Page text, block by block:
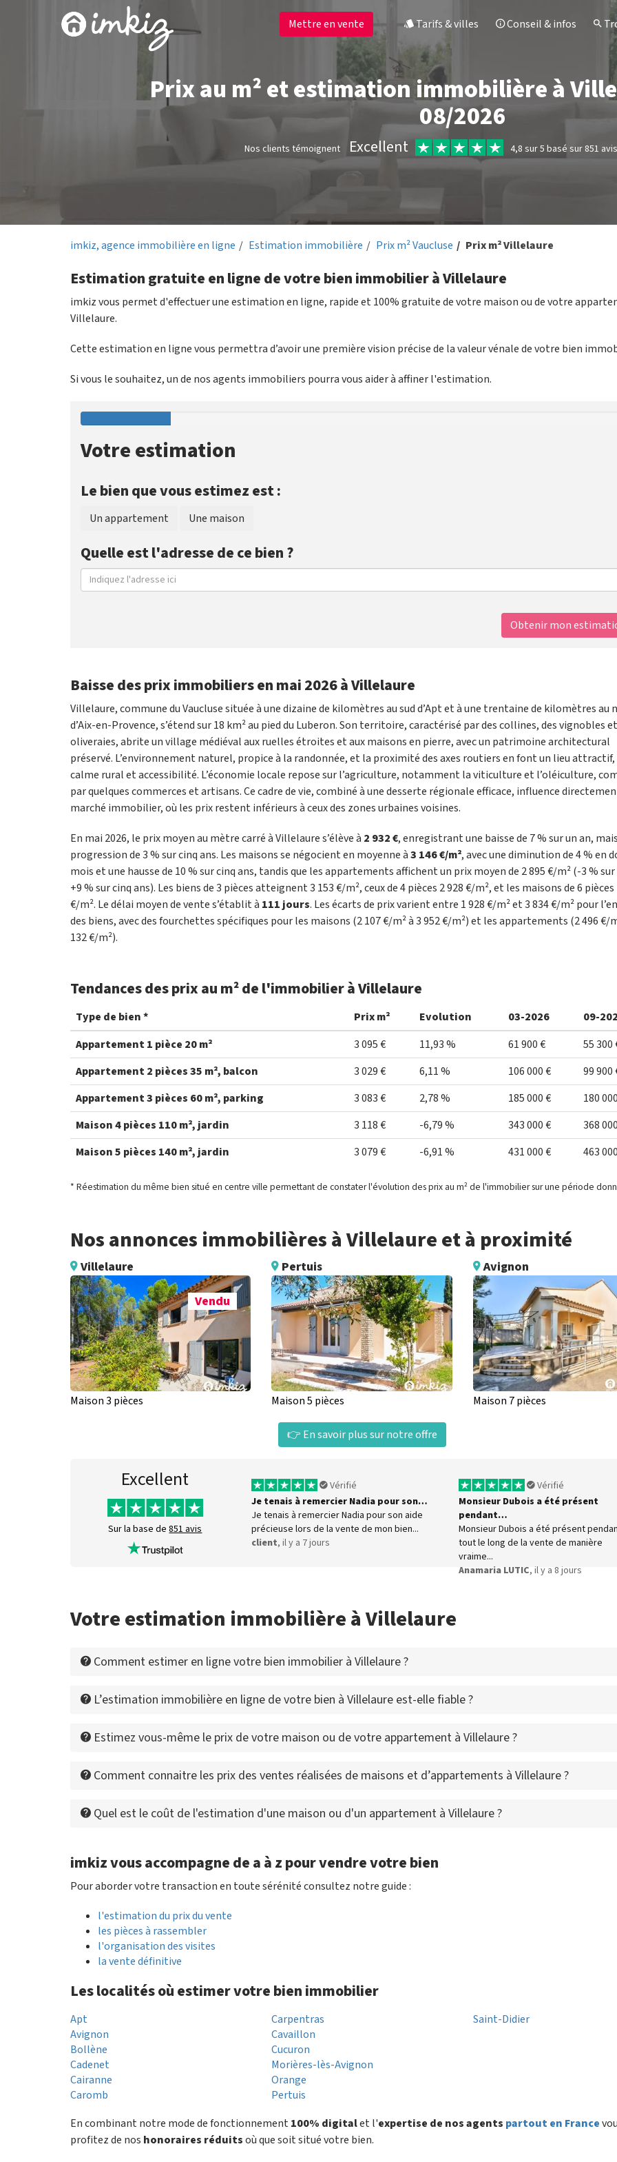
Mettre en vente Tarifs & villes Conseil & infos
Prix au m² et estimation immobilière à
08/2026
Nos clients témoignent Excellent 4,8 sur 5 basé sur 851
imkiz, agence immobilière en ligne Estimation immobilière Prix m² Vaucluse Prix m² Villelaure
Estimation gratuite en ligne de votre bien immobilier à Villelaure
imkiz vous permet d'effectuer une estimation en ligne, rapide et 100% gratuite de votre maison ou de votre
Villelaure.
Cette estimation en ligne vous permettra d’avoir une première vision précise de la valeur vénale de votre bien
Si vous le souhaitez, un de nos agents immobiliers pourra vous aider à affiner l'estimation.
Votre estimation
Le bien que vous estimez est :
Un appartement Une maison
Quelle est l'adresse de ce bien ?
Obtenir mon
Baisse des prix immobiliers en mai 2026 à Villelaure
Villelaure, commune du Vaucluse située à une dizaine de kilomètres au sud d’Apt et à une trentaine de kilomètres au
d’Aix-en-Provence, s’étend sur 18 km² au pied du Luberon. Son territoire, caractérisé par des collines, des vignobles
oliveraies, abrite un village médiéval aux ruelles étroites et aux maisons en pierre, avec un patrimoine architectural
préservé. L’environnement naturel, propice à la randonnée, et la proximité des axes routiers en font un lieu
calme rural et accessibilité. L’économie locale repose sur l’agriculture, notamment la viticulture et l’oléiculture,
par quelques commerces et artisans. Ce cadre de vie, combiné à une desserte régionale efficace, influence
marché immobilier, où les prix restent inférieurs à ceux des zones urbaines voisines.
En mai 2026, le prix moyen au mètre carré à Villelaure s’élève à 2 932 €, enregistrant une baisse de 7 % sur un an,
progression de 3 % sur cinq ans. Les maisons se négocient en moyenne à3 146 €/m², avec une diminution de 4 % en
mois et une hausse de 10 % sur cinq ans, tandis que les appartements affichent un prix moyen de 2 895 €/m² (-3 %
+9 % sur cinq ans). Les biens de 3 pièces atteignent 3 153 €/m², ceux de 4 pièces 2 928 €/m², et les maisons de 6 pièces
€/m². Le délai moyen de vente s’établit à 111 jours. Les écarts de prix varient entre 1 928 €/m² et 3 834 €/m² pour
des biens, avec des fourchettes spécifiques pour les maisons (2 107 €/m² à 3 952 €/m²) et les appartements (2 496 €/
132 €/m²).
Tendances des prix au m² de l'immobilier à Villelaure
Type de bien * Prix m² Evolution 03-2026
09-
Appartement 1 pièce 20 m²
3 095 € 11,93 % 61 900 €
55 300
Appartement 2 pièces 35 m², balcon
3 029 € 6,11 % 106 000 €
99 900
Appartement 3 pièces 60 m², parking
3 083 € 2,78 % 185 000 €
180
Maison 4 pièces 110 m², jardin
3 118 € -6,79 % 343 000 €
368
Maison 5 pièces 140 m², jardin
3 079 € -6,91 % 431 000 € 463
* Réestimation du même bien situé en centre ville permettant de constater l'évolution des prix au m² de l'immobilier sur une période
Nos annonces immobilières à Villelaure et à proximité
Villelaure
Vendu
Maison 3 pièces
Pertuis
Maison 5 pièces
Avignon
Maison 7 pièces
👉 En savoir plus sur notre offre
Excellent
Sur la base de851 avis
Vérifié
Je tenais à remercier Nadia pour son…
Je tenais à remercier Nadia pour son aide
précieuse lors de la vente de mon bien...
client, il y a 7 jours
Vérifié
Monsieur Dubois a été présent
pendant…
Monsieur Dubois a été présent
tout le long de la vente de manière
vraime...
Anamaria LUTIC, il y a 8 jours
Votre estimation immobilière à Villelaure
Comment estimer en ligne votre bien immobilier à Villelaure ?
L’estimation immobilière en ligne de votre bien à Villelaure est-elle fiable ?
Estimez vous-même le prix de votre maison ou de votre appartement à Villelaure ?
Comment connaitre les prix des ventes réalisées de maisons et d’appartements à Villelaure ?
Quel est le coût de l'estimation d'une maison ou d'un appartement à Villelaure ?
imkiz vous accompagne de a à z pour vendre votre bien
Pour aborder votre transaction en toute sérénité consultez notre guide :
l'estimation du prix du vente
les pièces à rassembler
l'organisation des visites
la vente définitive
Les localités où estimer votre bien immobilier
Apt
Avignon
Bollène
Cadenet
Cairanne
Caromb
Carpentras
Cavaillon
Cucuron
Morières-lès-Avignon
Orange
Pertuis
Saint-Didier
En combinant notre mode de fonctionnement 100% digitalet l'expertise de nos agents partout en France
profitez de nos honoraires réduitsoù que soit situé votre bien.